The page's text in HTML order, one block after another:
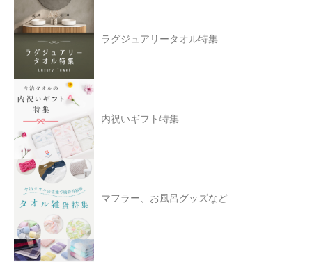
ラグジュアリータオル特集
内祝いギフト特集
マフラー、お風呂グッズなど